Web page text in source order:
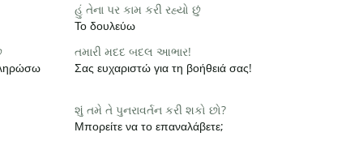
હું તેના પર કામ કરી રહ્યો છું
Το δουλεύω
તમારી મદદ બદલ આભાર!
Σας ευχαριστώ για τη βοήθειά σας!
શું તમે તે પુનરાવર્તન કરી શકો છો?
Μπορείτε να το επαναλάβετε;